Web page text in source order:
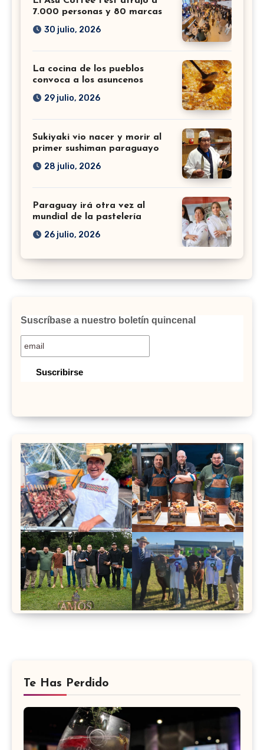
7.000 personas y 80 marcas
30 julio, 2026
La cocina de los pueblos
convoca a los asuncenos
29 julio, 2026
Sukiyaki vio nacer y morir al
primer sushiman paraguayo
28 julio, 2026
Paraguay irá otra vez al
mundial de la pastelería
26 julio, 2026
Suscríbase a nuestro boletín quincenal
Te Has Perdido